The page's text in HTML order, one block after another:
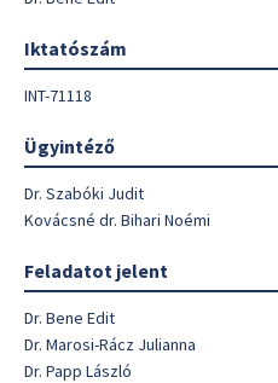
Iktatószám
INT-71118
Ügyintéző
Dr. Szabóki Judit
Kovácsné dr. Bihari Noémi
Feladatot jelent
Dr. Bene Edit
Dr. Marosi-Rácz Julianna
Dr. Papp László